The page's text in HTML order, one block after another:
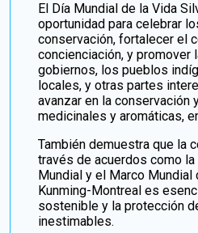
El Día Mundial de la Vida
oportunidad para celebrar
conservación, fortalecer el
concienciación, y promover
gobiernos, los pueblos
locales, y otras partes
avanzar en la conservación
medicinales y aromáticas,
También demuestra que la
través de acuerdos como
Mundial y el Marco
Kunming-Montreal es
sostenible y la protección
inestimables.